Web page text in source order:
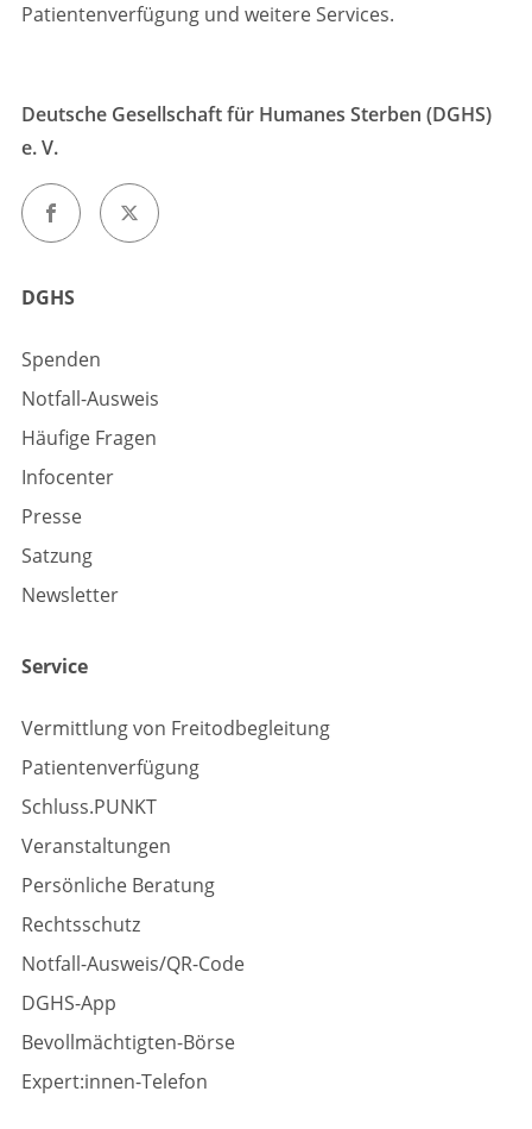
Patientenverfügung und weitere Services.
Deutsche Gesellschaft für Humanes Sterben (DGHS)
e. V.
DGHS
Spenden
Notfall-Ausweis
Häufige Fragen
Infocenter
Presse
Satzung
Newsletter
Service
Vermittlung von Freitodbegleitung
Patientenverfügung
Schluss.PUNKT
Veranstaltungen
Persönliche Beratung
Rechtsschutz
Notfall-Ausweis/QR-Code
DGHS-App
Bevollmächtigten-Börse
Expert:innen-Telefon